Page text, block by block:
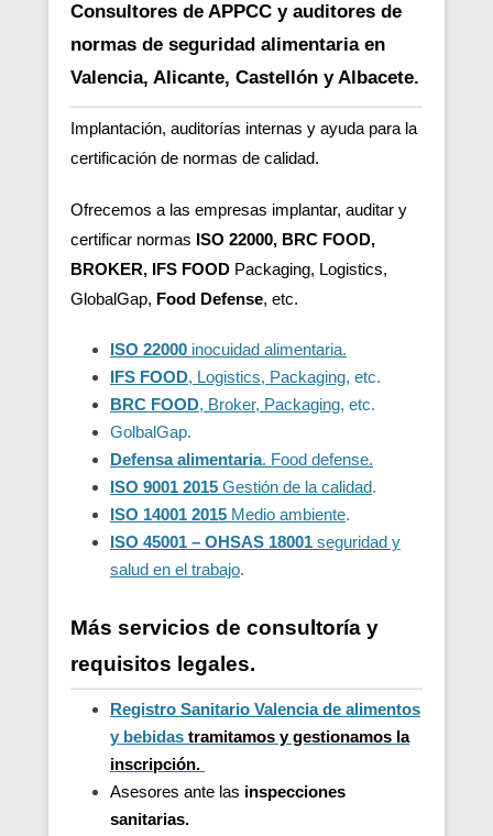
Consultores de APPCC y auditores de
normas de seguridad alimentaria en
Valencia, Alicante, Castellón y Albacete.
Implantación, auditorías internas y ayuda para la
certificación de normas de calidad.
Ofrecemos a las empresas implantar, auditar y
certificar normas ISO 22000, BRC FOOD,
BROKER, IFS FOOD Packaging, Logistics,
GlobalGap, Food Defense, etc.
ISO 22000 inocuidad alimentaria.
IFS FOOD, Logistics, Packaging, etc.
BRC FOOD, Broker, Packaging, etc.
GolbalGap.
Defensa alimentaria. Food defense.
ISO 9001 2015 Gestión de la calidad.
ISO 14001 2015 Medio ambiente.
ISO 45001 – OHSAS 18001 seguridad y
salud en el trabajo.
Más servicios de consultoría y
requisitos legales.
Registro Sanitario Valencia de alimentos
y bebidas tramitamos y gestionamos la
inscripción.
Asesores ante las inspecciones
sanitarias.